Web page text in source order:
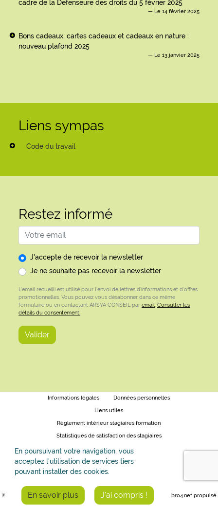
cadre de la Défenseure des droits du 5 février 2025
Le 14 février 2025
Bons cadeaux, cartes cadeaux et cadeaux en nature :
nouveau plafond 2025
Le 13 janvier 2025
Liens sympas
Code du travail
Restez informé
Adresse email
J'accepte de recevoir la newsletter
Je ne souhaite pas recevoir la newsletter
L'email recueilli est utilisé pour l'envoi de lettres d'informations et d'offres
promotionnelles. Vous pouvez vous désabonner dans ce même
formulaire ou en contactant ARSYA CONSEIL par email Consulter les
détails du consentement.
Informations légales
Données personnelles
Liens utiles
Règlement intérieur stagiaires formation
Statistiques de satisfaction des stagiaires
Formation en visio - les bonnes pratiques
Organisation et accessibilité de nos formations
Conditions générales de prestation
© Copyright 2026ARSYA CONSEIL - Tous droits réservés. - un site bro4.netpropulsé
parKiubi
En poursuivant votre navigation, vous
acceptez l'utilisation de services tiers
pouvant installer des cookies.
En savoir plus J'ai compris !